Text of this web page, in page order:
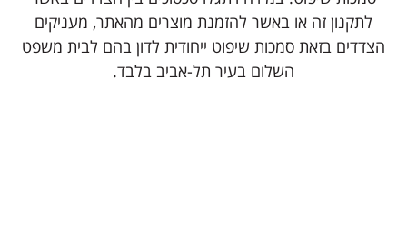
לתקנון זה או באשר להזמנת מוצרים מהאתר, מעניקים
הצדדים בזאת סמכות שיפוט ייחודית לדון בהם לבית משפט
השלום בעיר תל-אביב בלבד.